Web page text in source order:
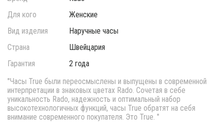
Для кого
Женские
Вид изделия
Наручные часы
Страна
Швейцария
Гарантия
2 года
"Часы True были переосмыслены и выпущены в современной
интерпретации в знаковых цветах Rado. Сочетая в себе
уникальность Rado, надежность и оптимальный набор
высокотехнологичных функций, часы True обратят на себя
внимание современного покупателя. Это True. "